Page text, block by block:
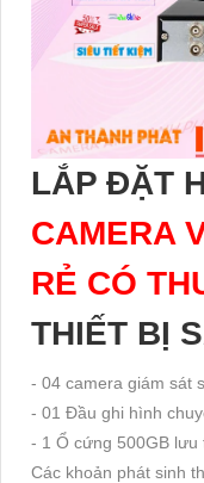
LẮP ĐẶT
CAMERA
RẺ CÓ
THIẾT BỊ
- 04 camera giám sát
- 01 Đầu ghi hình
- 1 Ổ cứng 500GB
Các khoản phát sinh